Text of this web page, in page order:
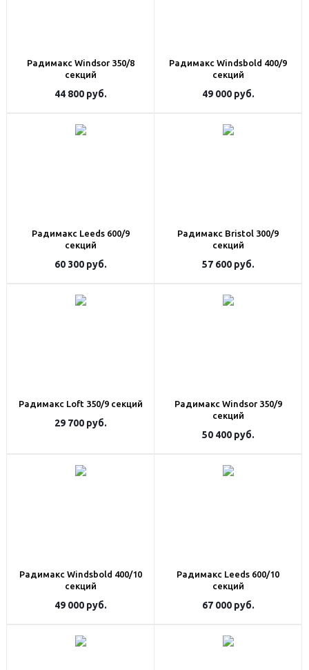
Радимакс Windsor 350/8
секций
44 800руб.
Радимакс Windsbold 400/9
секций
49 000руб.
Радимакс Leeds 600/9
секций
60 300руб.
Радимакс Bristol 300/9
секций
57 600руб.
Радимакс Loft 350/9 секций
29 700руб.
Радимакс Windsor 350/9
секций
50 400руб.
Радимакс Windsbold 400/10
секций
49 000руб.
Радимакс Leeds 600/10
секций
67 000руб.